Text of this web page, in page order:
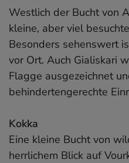
Westlich der Bucht von
kleine, aber viel
Besonders sehenswert
vor Ort. Auch Gialiskari
Flagge ausgezeichnet
behindertengerechte
Kokka
Eine kleine Bucht von
herrlichem Blick auf